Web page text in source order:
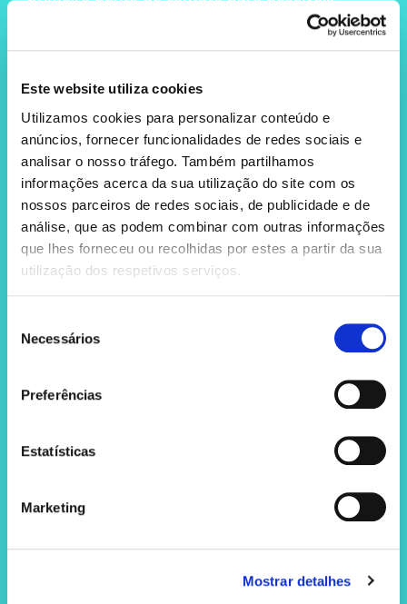
Este website utiliza cookies
Utilizamos cookies para personalizar conteúdo e
anúncios, fornecer funcionalidades de redes sociais e
analisar o nosso tráfego. Também partilhamos
informações acerca da sua utilização do site com os
nossos parceiros de redes sociais, de publicidade e de
análise, que as podem combinar com outras informações
que lhes forneceu ou recolhidas por estes a partir da sua
utilização dos respetivos serviços.
Necessários
Preferências
Estatísticas
Marketing
Mostrar detalhes
Easydona Portugal
nas redes sociais. A minha função é fornecer
esclarecendo algumas dúvidas e conectá-las
às assessoras após a sua tomada de decisão.
Artigos
origem
chaves para combatê-la
óvulos: é normal?
crescerem: realidade ou mito?